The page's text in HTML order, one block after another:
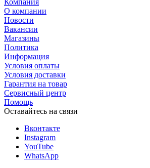
Компания
О компании
Новости
Вакансии
Магазины
Политика
Информация
Условия оплаты
Условия доставки
Гарантия на товар
Сервисный центр
Помощь
Оставайтесь на связи
Вконтакте
Instagram
YouTube
WhatsApp